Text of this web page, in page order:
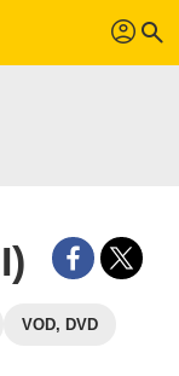
profil search
VOD, DVD